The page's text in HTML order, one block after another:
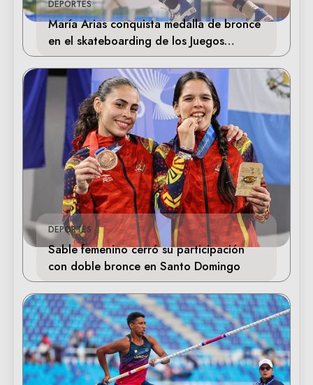
DEPORTES
María Arias conquista medalla de bronce
en el skateboarding de los Juegos
Centroamericanos
DEPORTES
Sable femenino cerró su participación
con doble bronce en Santo Domingo